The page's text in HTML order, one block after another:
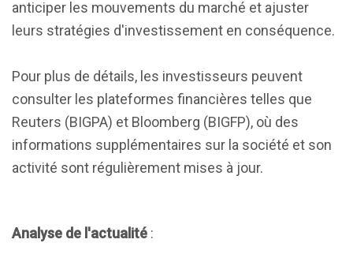
anticiper les mouvements du marché et ajuster
leurs stratégies d'investissement en conséquence.
Pour plus de détails, les investisseurs peuvent
consulter les plateformes financières telles que
Reuters (BIGPA) et Bloomberg (BIGFP), où des
informations supplémentaires sur la société et son
activité sont régulièrement mises à jour.
Analyse de l'actualité :